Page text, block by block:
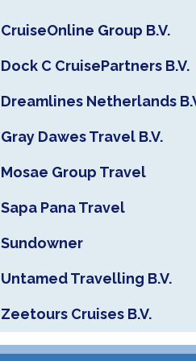
CruiseOnline Group B.V.
Dock C CruisePartners B.V.
Dreamlines Netherlands
Gray Dawes Travel B.V.
Mosae Group Travel
Sapa Pana Travel
Sundowner
Untamed Travelling B.V.
Zeetours Cruises B.V.